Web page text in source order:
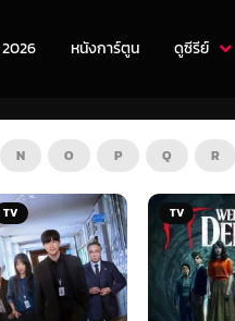
หนังการ์ตูน ดูซีรีย์
N O P Q R
TV